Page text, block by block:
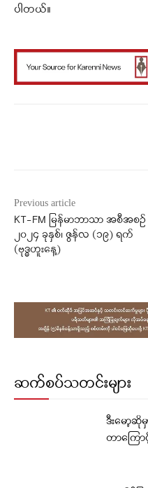
ပါတယ်။
Previous article
KT-FM မြန်မာဘာသာ အစီအစဉ်
၂၀၂၄ ခုနှစ်၊ ဇွန်လ (၁၉) ရက်
(‌‌ဗုဒ္ဓဟူးနေ့)
ဆက်စပ်သတင်းများ
ဒီးမော့
တာကြေ